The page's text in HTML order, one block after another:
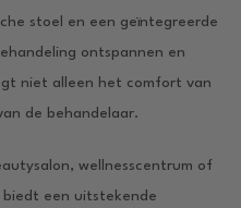
stoel en een geïntegreerde
ontspannen en
niet alleen het comfort van
de behandelaar.
wellnesscentrum of
biedt een uitstekende